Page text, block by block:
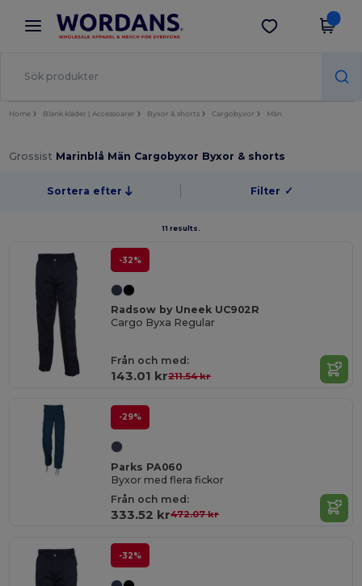
× Wordans-app
Bättre priser i appen!
Hämta app
Home Blank kläder | Accessoarer Byxor & shorts Cargobyxor Män
Grossist Marinblå Män Cargobyxor Byxor & shorts
Sortera efter Filter ✓
11 results.
-32%
Radsow by Uneek UC902R
Cargo Byxa Regular
Från och med:
143.01 kr211.54 kr
-29%
Parks PA060
Byxor med flera fickor
Från och med:
333.52 kr472.07 kr
-32%